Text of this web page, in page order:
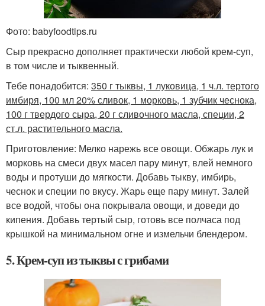
Фото: babyfoodtips.ru
Сыр прекрасно дополняет практически любой крем-суп,
в том числе и тыквенный.
Тебе понадобится: 350 г тыквы, 1 луковица, 1 ч.л. тертого
имбиря, 100 мл 20% сливок, 1 морковь, 1 зубчик чеснока,
100 г твердого сыра, 20 г сливочного масла, специи, 2
ст.л. растительного масла.
Приготовление: Мелко нарежь все овощи. Обжарь лук и
морковь на смеси двух масел пару минут, влей немного
воды и протуши до мягкости. Добавь тыкву, имбирь,
чеснок и специи по вкусу. Жарь еще пару минут. Залей
все водой, чтобы она покрывала овощи, и доведи до
кипения. Добавь тертый сыр, готовь все полчаса под
крышкой на минимальном огне и измельчи блендером.
5. Крем-суп из тыквы с грибами